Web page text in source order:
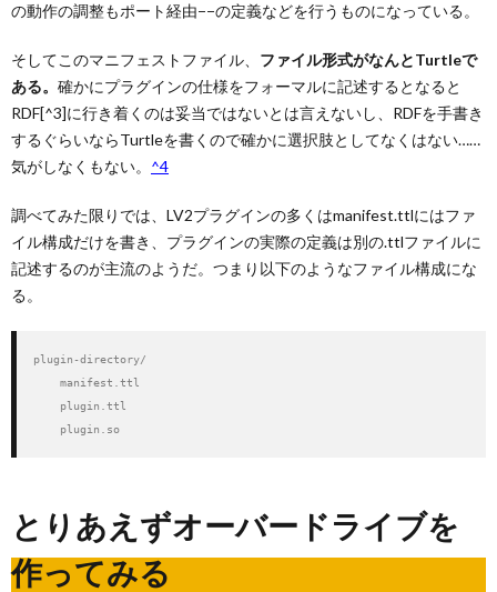
の動作の調整もポート経由−−の定義などを行うものになっている。
そしてこのマニフェストファイル、 ファイル形式がなんとTurtleで
ある。 確かにプラグインの仕様をフォーマルに記述するとなると
RDF[^3]に行き着くのは妥当ではないとは言えないし、RDFを手書き
するぐらいならTurtleを書くので確かに選択肢としてなくはない……
気がしなくもない。 ^4
調べてみた限りでは、LV2プラグインの多くはmanifest.ttlにはファ
イル構成だけを書き、プラグインの実際の定義は別の.ttlファイルに
記述するのが主流のようだ。つまり以下のようなファイル構成にな
る。
plugin-directory/
    manifest.ttl
    plugin.ttl
    plugin.so
とりあえずオーバードライブを
作ってみる